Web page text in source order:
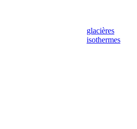
glacières
isothermes